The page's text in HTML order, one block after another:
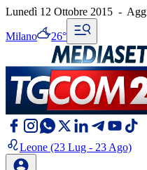
Lunedì 12 Ottobre 2015 -
Milano 26°
Leone (23 Lug - 23 Ago)